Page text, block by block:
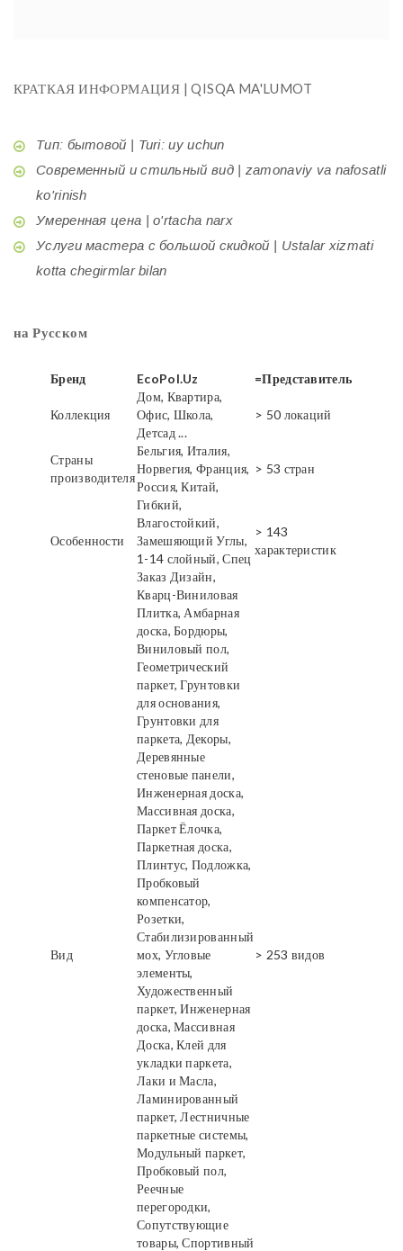
КРАТКАЯ ИНФОРМАЦИЯ | QISQA MA'LUMOT
Тип: бытовой | Turi: uy uchun
Современный и стильный вид | zamonaviy va nafosatli
ko'rinish
Умеренная цена | o'rtacha narx
Услуги мастера с большой скидкой | Ustalar xizmati
kotta chegirmlar bilan
на Русском
Бренд EcoPol.Uz =Представитель
Коллекция
Дом, Квартира,
Офис, Школа,
Детсад ...
> 50 локаций
Страны
производителя
Бельгия, Италия,
Норвегия, Франция,
Россия, Китай,
> 53 стран
Особенности
Гибкий,
Влагостойкий,
Замешяющий Углы,
1-14 слойный, Спец
Заказ Дизайн,
> 143
характеристик
Вид
Кварц-Виниловая
Плитка, Амбарная
доска, Бордюры,
Виниловый пол,
Геометрический
паркет, Грунтовки
для основания,
Грунтовки для
паркета, Декоры,
Деревянные
стеновые панели,
Инженерная доска,
Массивная доска,
Паркет Ёлочка,
Паркетная доска,
Плинтус, Подложка,
Пробковый
компенсатор,
Розетки,
Стабилизированный
мох, Угловые
элементы,
Художественный
паркет, Инженерная
доска, Массивная
Доска, Клей для
укладки паркета,
Лаки и Масла,
Ламинированный
паркет, Лестничные
паркетные системы,
Модульный паркет,
Пробковый пол,
Реечные
перегородки,
Сопутствующие
товары, Спортивный
> 253 видов